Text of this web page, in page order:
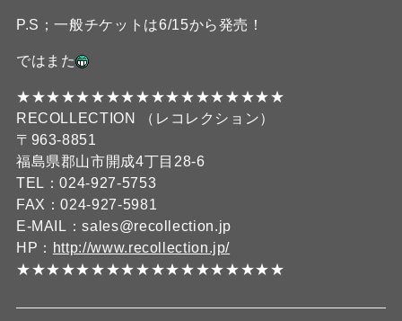
P.S；一般チケットは6/15から発売！
ではまた
★★★★★★★★★★★★★★★★★★
RECOLLECTION （レコレクション）
〒963-8851
福島県郡山市開成4丁目28-6
TEL：024-927-5753
FAX：024-927-5981
E-MAIL：sales@recollection.jp
HP： http://www.recollection.jp/
★★★★★★★★★★★★★★★★★★